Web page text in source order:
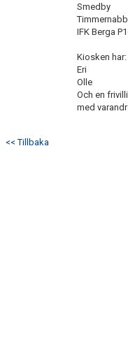
Smedby
IFK Berga
Kiosken har:
Eri
Olle
Och en
med
<< Tillbaka